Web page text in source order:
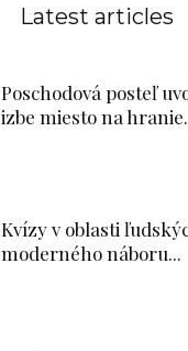
Latest articles
Poschodová posteľ
izbe miesto na
Kvízy v oblasti
moderného náboru...